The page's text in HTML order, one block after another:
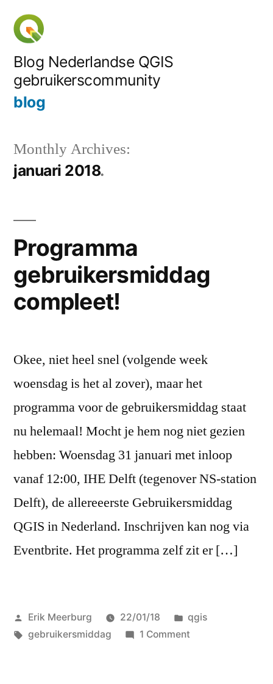
Skip
content
Blog Nederlandse QGIS
gebruikerscommunity
blog
Monthly Archives:
januari 2018
Programma
gebruikersmiddag
compleet!
Okee, niet heel snel (volgende week
woensdag is het al zover), maar het
programma voor de gebruikersmiddag staat
nu helemaal! Mocht je hem nog niet gezien
hebben: Woensdag 31 januari met inloop
vanaf 12:00, IHE Delft (tegenover NS-station
Delft), de allereeerste Gebruikersmiddag
QGIS in Nederland. Inschrijven kan nog via
Eventbrite. Het programma zelf zit er […]
Posted
by
Erik Meerburg 22/01/18
Posted
in
qgis
Tags:
gebruikersmiddag 1 Commenton